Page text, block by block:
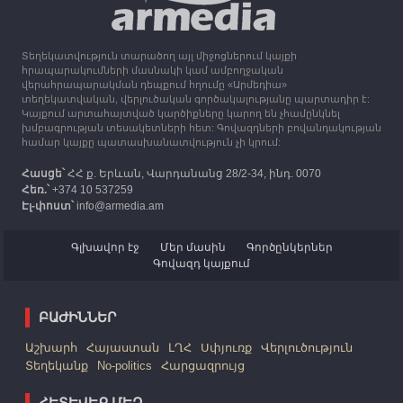
ստեռլինգ կհատկացնի՝ աջակցելու Լեռնային
Ղարաբաղից բռնի տեղահանվածներին
12:25 30.09.2023
Հայաստան է ժամանել բռնի տեղահանված 100
հազար 417 արցախցի
Տեղեկատվություն տարածող այլ միջոցներում կայքի
հրապարակումների մասնակի կամ ամբողջական
վերահրապարակման դեպքում հղումը «Արմեդիա»
տեղեկատվական, վերլուծական գործակալությանը պարտադիր է:
Կայքում արտահայտված կարծիքները կարող են չհամընկնել
խմբագրության տեսակետների հետ: Գովազդների բովանդակության
համար կայքը պատասխանատվություն չի կրում:
Հասցե՝ՀՀ ք. Երևան, Վարդանանց 28/2-34, ինդ. 0070
Հեռ.՝+374 10 537259
Էլ-փոստ՝info@armedia.am
Գլխավոր էջ Մեր մասին
Գործընկերներ
Գովազդ կայքում
ԲԱԺԻՆՆԵՐ
Աշխարհ Հայաստան ԼՂՀ Սփյուռք
Վերլուծություն
Տեղեկանք
No-politics Հարցազրույց